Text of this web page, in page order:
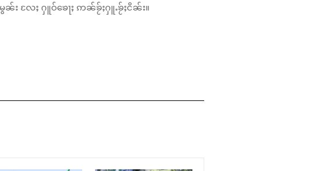
မွၼ်း လႄႈ ႁူဝ်ၶေႃႈ ဢၼ်ၶႂ်ႈႁူႉၶႂ်ႈငိၼ်း။